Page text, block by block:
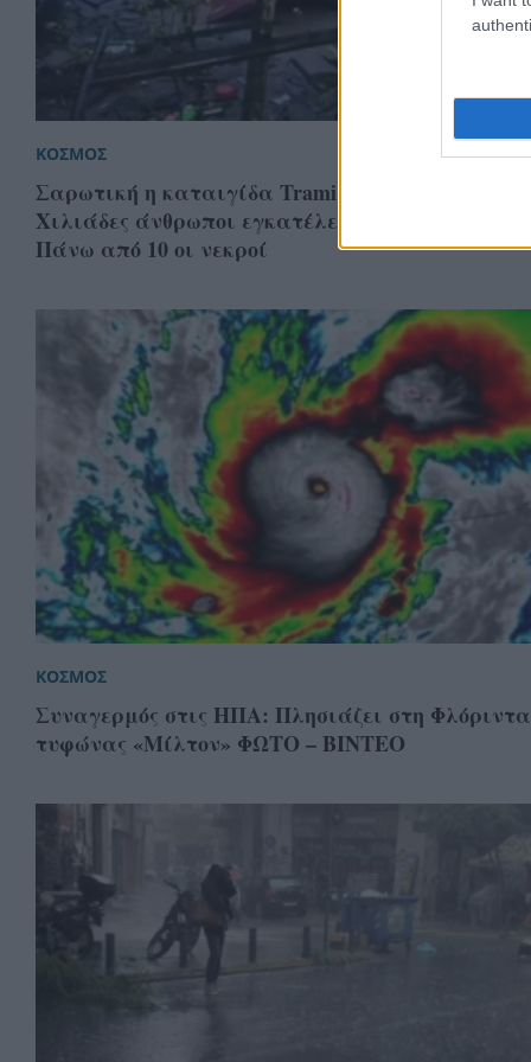
ΚΟΣΜΟΣ
Σαρωτική η καταιγίδα Trami στις Φιλιππίνες:
Χιλιάδες άνθρωποι εγκατέλειψαν τα σπίτια
Πάνω από 10 οι νεκροί
ΚΟΣΜΟΣ
Συναγερμός στις ΗΠΑ: Πλησιάζει στη
τυφώνας «Μίλτον» ΦΩΤΟ – ΒΙΝΤΕΟ